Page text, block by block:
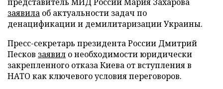
заявила об актуальности задач по
денацификации и демилитаризации Украины.
Пресс-секретарь президента России Дмитрий
Песков заявил о необходимости юридически
закрепленного отказа Киева от вступления в
НАТО как ключевого условия переговоров.